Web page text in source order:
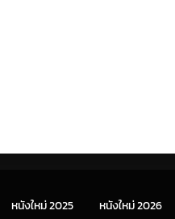
หนังใหม่ 2025 หนังใหม่ 2026